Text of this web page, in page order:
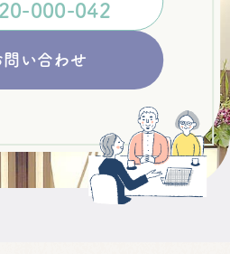
-000-042
問い合わせ